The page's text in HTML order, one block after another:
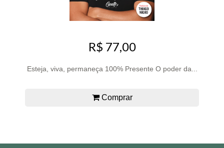
R$ 77,00
Esteja, viva, permaneça 100% Presente O poder da...
Comprar